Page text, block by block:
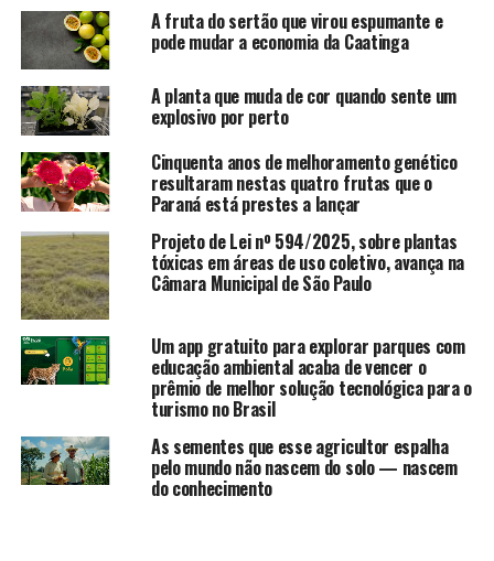
A fruta do sertão que virou espumante e
pode mudar a economia da Caatinga
A planta que muda de cor quando sente um
explosivo por perto
Cinquenta anos de melhoramento genético
resultaram nestas quatro frutas que o
Paraná está prestes a lançar
Projeto de Lei nº 594/2025, sobre plantas
tóxicas em áreas de uso coletivo, avança na
Câmara Municipal de São Paulo
Um app gratuito para explorar parques com
educação ambiental acaba de vencer o
prêmio de melhor solução tecnológica para o
turismo no Brasil
As sementes que esse agricultor espalha
pelo mundo não nascem do solo — nascem
do conhecimento